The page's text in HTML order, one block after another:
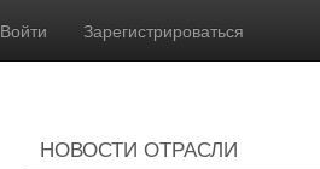
Войти Зарегистрироваться
НОВОСТИ ОТРАСЛИ